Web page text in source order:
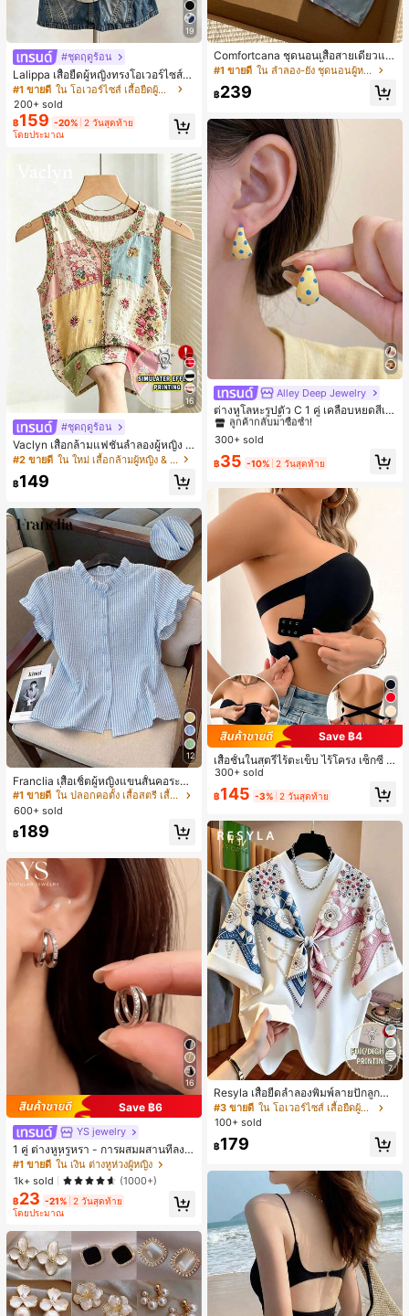
19
#ชุดฤดูร้อน
Lalippa เสื้อยืดผู้หญิงทรงโอเวอร์ไซส์ค
วามยาวกลาง คอกลม ไหล่ตก ลายพิมพ์
ตัวอักษรและลายทางแนวตั้ง สไตล์แฟชั่
นมินิมอล ของขวัญให้เพื่อน
#1 ขายดี
ใน โอเวอร์ไซส์ เสื้อยืดผู้หญิง
200+ sold
฿159 -20% 2 วันสุดท้าย
โดยประมาณ
16
#ชุดฤดูร้อน
Vaclyn เสื้อกล้ามแฟชั่นลำลองผู้หญิง ล
ายแพตช์เวิร์ก แขนกุด คอกลม ติดกระดุ
#2 ขายดี ใน ใหม่ เสื้อกล้ามผู้หญิง & Camis
฿149
12
Franclia เสื้อเชิ้ตผู้หญิงแขนสั้นคอระบา
ยกระดุมเดี่ยวลายทาง
#1 ขายดี
ใน ปลอกคอตั้ง เสื้อสตรี เสื้อเบลาส์ & Tee
600+ sold
฿189
16
Save ฿6
YS jewelry
1 คู่ ต่างหูหรูหรา - การผสมผสานที่ลงตั
วของแฟชั่นและความซับซ้อน, ดีไซน์ส
องชั้น, เหมาะสำหรับสุภาพสตรีและนักเ
รียน, ต่างหูทองแดงฝังไมโคร
#1 ขายดี ใน เงิน ต่างหูห่วงผู้หญิง
1k+ sold
(1000+)
฿23 -21% 2 วันสุดท้าย
โดยประมาณ
Comfortcana ชุดนอนเสื้อสายเดี่ยวแต่
งระบายและกางเกงขาสั้นสำหรับผู้หญิง
#1 ขายดี ใน ลำลอง-ยัง ชุดนอนผู้หญิง
฿239
Alley Deep Jewelry
ต่างหูโลหะรูปตัว C 1 คู่ เคลือบหยดสีเห
ลือง ลายจุดสีน้ำเงิน สไตล์ยุโรปและอเม
ริกัน แฟชั่นส่วนตัว หวานและสง่างาม
ดินทาง งานแต่งงาน ปาร์ตี้ วันเกิด ของ
#1 ขายดี ใน โบโฮ ต่างหูผู้หญิง
ลูกค้ากลับมาซื้อซ้ำ!
เกือบหมดแล้ว!
#1 ขายดี ใน โบโฮ ต่างหูผู้หญิง
ลูกค้ากลับมาซื้อซ้ำ!
เกือบหมดแล้ว!
#1 ขายดี ใน โบโฮ ต่างหูผู้หญิง
ลูกค้ากลับมาซื้อซ้ำ!
เกือบหมดแล้ว!
#1 ขายดี
ใน โบโฮ ต่างหูผู้หญิง
เกือบหมดแล้ว!
300+ sold
฿35 -10% 2 วันสุดท้าย
Save ฿4
เสื้อชั้นในสตรีไร้ตะเข็บ ไร้โครง เซ็กซี่ ด้
านข้างไม่ลื่น แผ่นรองถอดได้ ลายไขว้ห
ลัง ไร้สาย สบายตลอดวัน
300+ sold
฿145 -3% 2 วันสุดท้าย
7
Resyla เสื้อยืดลำลองพิมพ์ลายปักลูกปัด
รูปโบว์ขนาดใหญ่สำหรับผู้หญิง
#3 ขายดี
ใน โอเวอร์ไซส์ เสื้อยืดผู้หญิง
100+ sold
฿179